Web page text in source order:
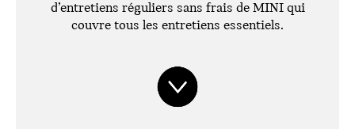
d’entretiens réguliers sans frais de MINI qui
couvre tous les entretiens essentiels.